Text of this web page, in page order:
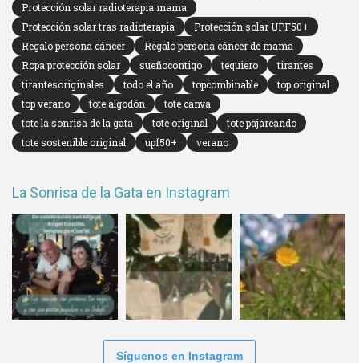
Protección solar radioterapia mama
Protección solar tras radioterapia
Protección solar UPF50+
Regalo persona cáncer
Regalo persona cáncer de mama
Ropa protección solar
sueñocontigo tequiero
tirantes
tirantesoriginales
todo el año topcombinable
top original
top verano
tote algodón
tote canva
tote la sonrisa de la gata
tote original
tote pajareando
tote sostenible original
upf50+ verano
La Sonrisa de la Gata en Instagram
Síguenos en Instagram